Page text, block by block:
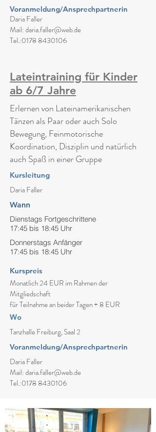
Voranmeldung/Ansprechpartnerin
Daria Faller
Mail: daria.faller@web.de
Tel.:0178 8430106
Lateintraining für Kinder
ab 6/7 Jahre
Erlernen von Lateinamerikanischen
Tänzen als Paar oder auch Solo
Bewegung, Feinmotorische
Koordination, Disziplin und natürlich
auch Spaß in einer Gruppe
Kursleitung
Daria Faller
Wann
Dienstags Fortgeschrittene
17:45 bis 18:45 Uhr
Donnerstags Anfänger
17:45 bis 18:45 Uhr
Kurspreis
Monatlich 24 EUR im Rahmen der
Mitgliedschaft
für Teilnahme an beider Tagen + 8 EUR
Wo
Tanzhalle Freiburg, Saal 2
Voranmeldung/Ansprechpartnerin
Daria Faller
Mail: daria.faller@web.de
Tel.:0178 8430106